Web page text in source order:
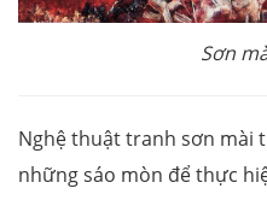
Sơn
Nghệ thuật tranh sơn mài
những sáo mòn để thực